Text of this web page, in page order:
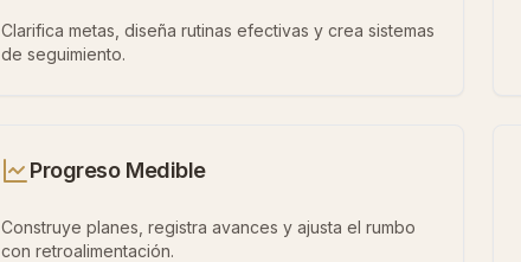
Clarifica metas, diseña rutinas efectivas y crea sistemas
de seguimiento.
Progreso Medible
Construye planes, registra avances y ajusta el rumbo
con retroalimentación.